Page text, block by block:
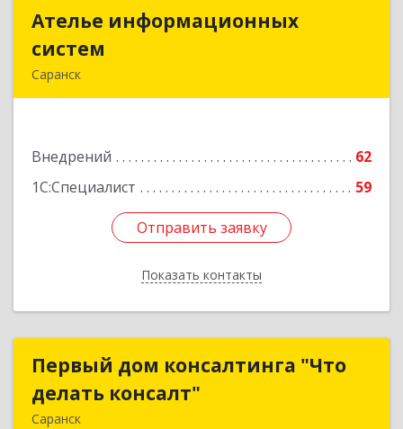
Ателье информационных
систем
Саранск
Внедрений
62
1С:Специалист
59
Отправить заявку
Показать контакты
Ателье информационных
Подробнее
Отправить заявку
Назад
Первый дом консалтинга "Что
делать консалт"
Саранск
Первый дом консалтинга "Что